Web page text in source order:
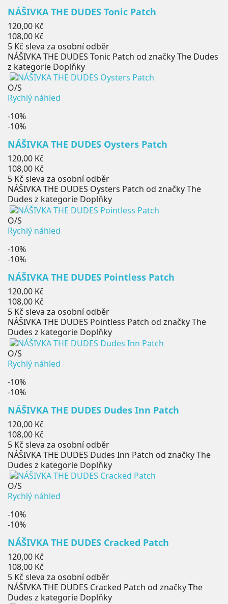
NÁŠIVKA THE DUDES Tonic Patch
Běžná
cena
120,00 Kč
Cena
108,00 Kč
5 Kč sleva za osobní odběr
NÁŠIVKA THE DUDES Tonic Patch od značky The Dudes
z kategorie Doplňky
O/S
Rychlý náhled
-10%
-10%
NÁŠIVKA THE DUDES Oysters Patch
Běžná
cena
120,00 Kč
Cena
108,00 Kč
5 Kč sleva za osobní odběr
NÁŠIVKA THE DUDES Oysters Patch od značky The
Dudes z kategorie Doplňky
O/S
Rychlý náhled
-10%
-10%
NÁŠIVKA THE DUDES Pointless Patch
Běžná
cena
120,00 Kč
Cena
108,00 Kč
5 Kč sleva za osobní odběr
NÁŠIVKA THE DUDES Pointless Patch od značky The
Dudes z kategorie Doplňky
O/S
Rychlý náhled
-10%
-10%
NÁŠIVKA THE DUDES Dudes Inn Patch
Běžná
cena
120,00 Kč
Cena
108,00 Kč
5 Kč sleva za osobní odběr
NÁŠIVKA THE DUDES Dudes Inn Patch od značky The
Dudes z kategorie Doplňky
O/S
Rychlý náhled
-10%
-10%
NÁŠIVKA THE DUDES Cracked Patch
Běžná
cena
120,00 Kč
Cena
108,00 Kč
5 Kč sleva za osobní odběr
NÁŠIVKA THE DUDES Cracked Patch od značky The
Dudes z kategorie Doplňky